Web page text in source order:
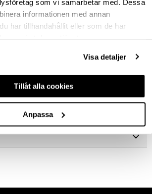
som vi samarbetar med. Dessa
informationen med annan
har tillhandahållit eller som de har
Visa detaljer
Tillåt alla cookies
Anpassa